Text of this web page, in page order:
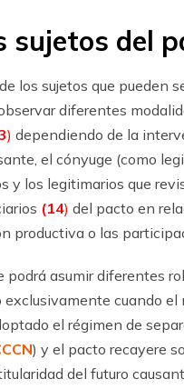
sujetos del
los sujetos que pueden
diferentes
) dependiendo de la
el cónyuge (como
y los legitimarios que
(14) del pacto en
productiva o las
podrá asumir diferentes
exclusivamente cuando el
el régimen de
) y el pacto recayere
del futuro